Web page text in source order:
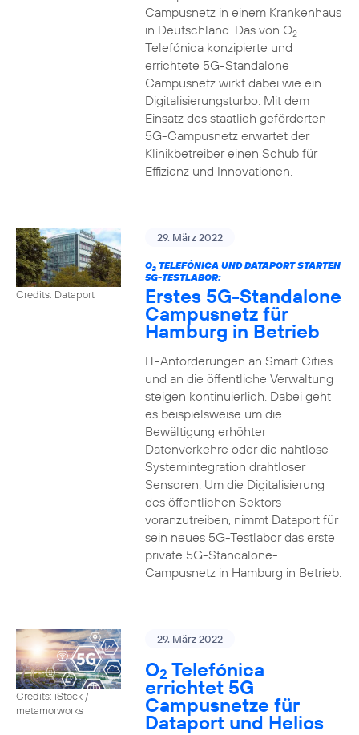
Campusnetz in einem Krankenhaus
in Deutschland. Das von O2
Telefónica konzipierte und
errichtete 5G-Standalone
Campusnetz wirkt dabei wie ein
Digitalisierungsturbo. Mit dem
Einsatz des staatlich geförderten
5G-Campusnetz erwartet der
Klinikbetreiber einen Schub für
Effizienz und Innovationen.
Credits: Dataport
29. März 2022
O2TELEFÓNICA UND DATAPORT STARTEN
5G-TESTLABOR:
Erstes 5G-Standalone
Campusnetz für
Hamburg in Betrieb
IT-Anforderungen an Smart Cities
und an die öffentliche Verwaltung
steigen kontinuierlich. Dabei geht
es beispielsweise um die
Bewältigung erhöhter
Datenverkehre oder die nahtlose
Systemintegration drahtloser
Sensoren. Um die Digitalisierung
des öffentlichen Sektors
voranzutreiben, nimmt Dataport für
sein neues 5G-Testlabor das erste
private 5G-Standalone-
Campusnetz in Hamburg in Betrieb.
Credits: iStock /
metamorworks
29. März 2022
O2 Telefónica
errichtet 5G
Campusnetze für
Dataport und Helios